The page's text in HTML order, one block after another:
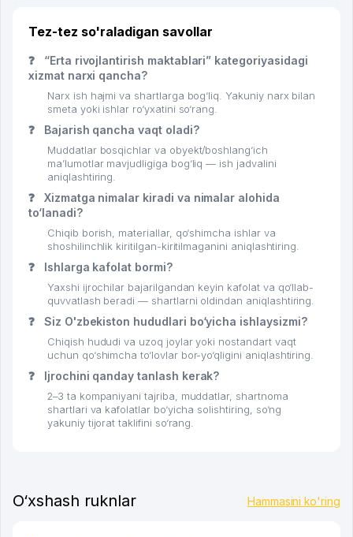
Tez-tez so'raladigan savollar
❓
“Erta rivojlantirish maktablari” kategoriyasidagi
xizmat narxi qancha?
Narx ish hajmi va shartlarga bog‘liq. Yakuniy narx bilan
smeta yoki ishlar ro‘yxatini so‘rang.
❓ Bajarish qancha vaqt oladi?
Muddatlar bosqichlar va obyekt/boshlang‘ich
ma’lumotlar mavjudligiga bog‘liq — ish jadvalini
aniqlashtiring.
❓
Xizmatga nimalar kiradi va nimalar alohida
to‘lanadi?
Chiqib borish, materiallar, qo‘shimcha ishlar va
shoshilinchlik kiritilgan-kiritilmaganini aniqlashtiring.
❓ Ishlarga kafolat bormi?
Yaxshi ijrochilar bajarilgandan keyin kafolat va qo‘llab-
quvvatlash beradi — shartlarni oldindan aniqlashtiring.
❓ Siz O'zbekiston hududlari bo‘yicha ishlaysizmi?
Chiqish hududi va uzoq joylar yoki nostandart vaqt
uchun qo‘shimcha to‘lovlar bor-yo‘qligini aniqlashtiring.
❓ Ijrochini qanday tanlash kerak?
2–3 ta kompaniyani tajriba, muddatlar, shartnoma
shartlari va kafolatlar bo‘yicha solishtiring, so‘ng
yakuniy tijorat taklifini so‘rang.
O‘xshash ruknlar Hammasini ko'ring